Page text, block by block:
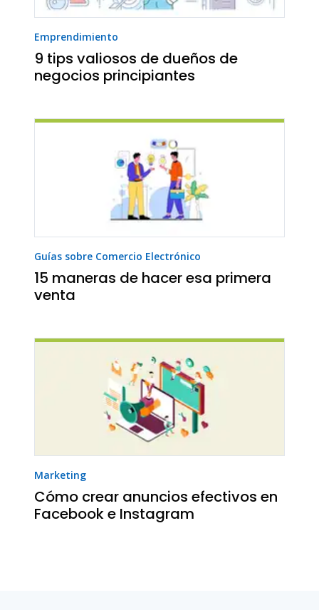
Emprendimiento
9 tips valiosos de dueños de
negocios principiantes
Guías sobre Comercio Electrónico
15 maneras de hacer esa primera
venta
Marketing
Cómo crear anuncios efectivos en
Facebook e Instagram